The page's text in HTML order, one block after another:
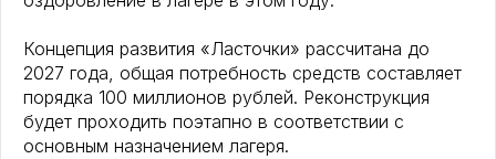
Концепция развития «Ласточки» рассчитана до
2027 года, общая потребность средств составляет
порядка 100 миллионов рублей. Реконструкция
будет проходить поэтапно в соответствии с
основным назначением лагеря.